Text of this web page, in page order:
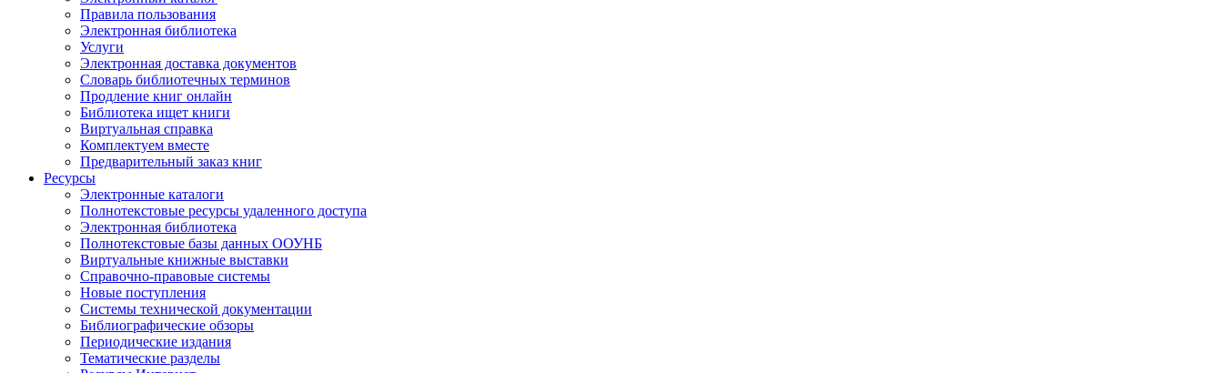
Правила пользования
Электронная библиотека
Услуги
Электронная доставка документов
Словарь библиотечных терминов
Продление книг онлайн
Библиотека ищет книги
Виртуальная справка
Комплектуем вместе
Предварительный заказ книг
Ресурсы
Электронные каталоги
Полнотекстовые ресурсы удаленного доступа
Электронная библиотека
Полнотекстовые базы данных ООУНБ
Виртуальные книжные выставки
Справочно-правовые системы
Новые поступления
Cистемы технической документации
Библиографические обзоры
Периодические издания
Тематические разделы